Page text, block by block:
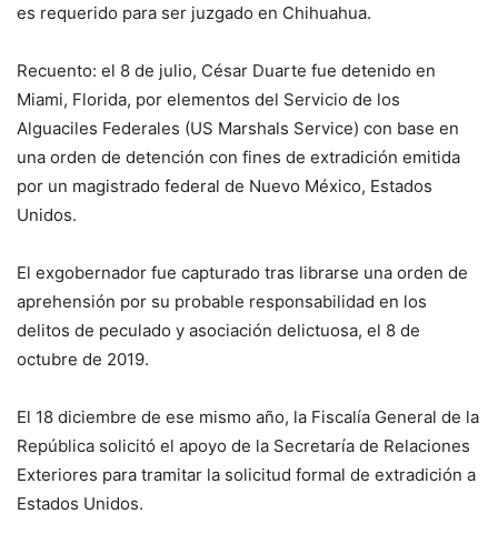
es requerido para ser juzgado en Chihuahua.
Recuento: el 8 de julio, César Duarte fue detenido en
Miami, Florida, por elementos del Servicio de los
Alguaciles Federales (US Marshals Service) con base en
una orden de detención con fines de extradición emitida
por un magistrado federal de Nuevo México, Estados
Unidos.
El exgobernador fue capturado tras librarse una orden de
aprehensión por su probable responsabilidad en los
delitos de peculado y asociación delictuosa, el 8 de
octubre de 2019.
El 18 diciembre de ese mismo año, la Fiscalía General de la
República solicitó el apoyo de la Secretaría de Relaciones
Exteriores para tramitar la solicitud formal de extradición a
Estados Unidos.